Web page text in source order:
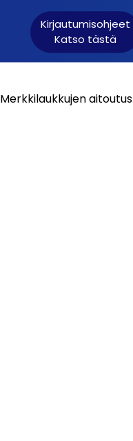
Kirjautumisohjeet
Katso tästä
Merkkilaukkujen aitoutus